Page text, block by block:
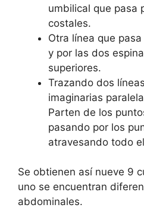
umbilical que pasa
costales.
Otra línea que
y por las dos
superiores.
Trazando dos
imaginarias
Parten de los
pasando por los
atravesando todo
Se obtienen así nueve 9
uno se encuentran
abdominales.